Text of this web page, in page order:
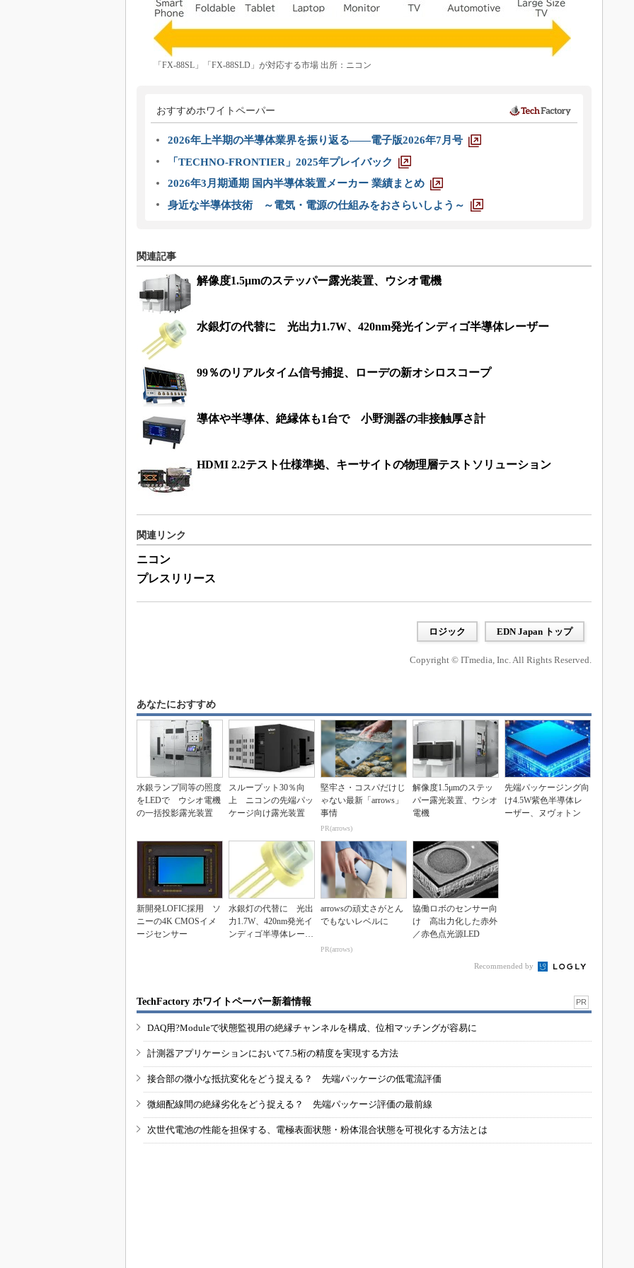
「FX-88SL」「FX-88SLD」が対応する市場 出所：ニコン
おすすめホワイトペーパー
2026年上半期の半導体業界を振り返る――電子版2026年7月号
「TECHNO-FRONTIER」2025年プレイバック
2026年3月期通期 国内半導体装置メーカー 業績まとめ
身近な半導体技術 ～電気・電源の仕組みをおさらいしよう～
関連記事
解像度1.5μmのステッパー露光装置、ウシオ電機
水銀灯の代替に 光出力1.7W、420nm発光インディゴ半導体レーザー
99％のリアルタイム信号捕捉、ローデの新オシロスコープ
導体や半導体、絶縁体も1台で 小野測器の非接触厚さ計
HDMI 2.2テスト仕様準拠、キーサイトの物理層テストソリューション
関連リンク
ニコン
プレスリリース
ロジック EDN Japan トップ
Copyright © ITmedia, Inc. All Rights Reserved.
あなたにおすすめ
水銀ランプ同等の照度
をLEDで ウシオ電機
の一括投影露光装置
スループット30％向
上 ニコンの先端パッ
ケージ向け露光装置
堅牢さ・コスパだけじ
ゃない最新「arrows」
事情
PR(arrows)
解像度1.5μmのステッ
パー露光装置、ウシオ
電機
先端パッケージング向
け4.5W紫色半導体レ
ーザー、ヌヴォトン
新開発LOFIC採用 ソ
ニーの4K CMOSイメ
ージセンサー
水銀灯の代替に 光出
力1.7W、420nm発光イ
ンディゴ半導体レーザ
arrowsの頑丈さがとん
でもないレベルに
PR(arrows)
協働ロボのセンサー向
け 高出力化した赤外
／赤色点光源LED
Recommended by
TechFactory ホワイトペーパー新着情報 PR
DAQ用?Moduleで状態監視用の絶縁チャンネルを構成、位相マッチングが容易に
計測器アプリケーションにおいて7.5桁の精度を実現する方法
接合部の微小な抵抗変化をどう捉える？ 先端パッケージの低電流評価
微細配線間の絶縁劣化をどう捉える？ 先端パッケージ評価の最前線
次世代電池の性能を担保する、電極表面状態・粉体混合状態を可視化する方法とは